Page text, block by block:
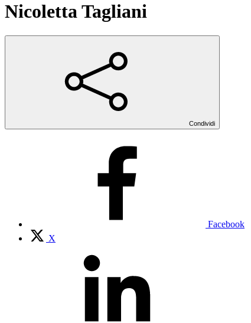
Nicoletta Tagliani
Condividi
Facebook
X